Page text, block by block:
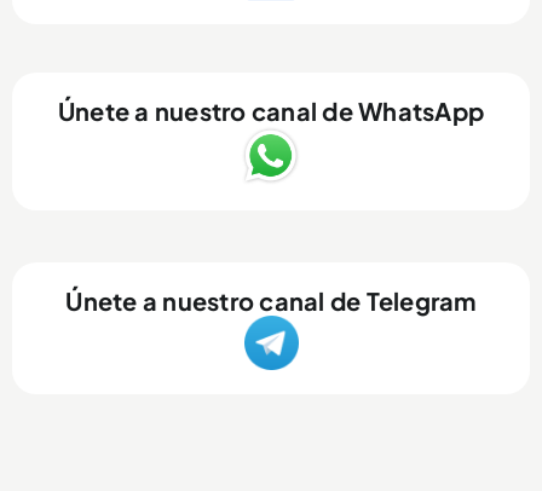
Únete a nuestro canal de WhatsApp
Únete a nuestro canal de Telegram